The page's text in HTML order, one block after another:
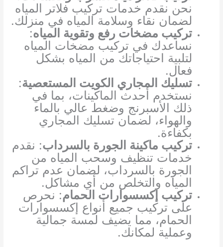
نحن نقدم خدمات تركيب فلاتر المياه
لضمان نقاء وسلامة المياه في منزلك.
تركيب مضخات رفع وتقوية المياه:
نساعدك في تركيب مضخات المياه
لتلبية احتياجاتك من المياه بشكل
فعال.
تسليك المجاري الكويت المستعصية:
نستخدم أحدث الماكينات، بما في
ذلك الأسبرنج وضغط عالي بالماء
والهواء، لضمان تسليك المجاري
بكفاءة.
تركيب ماكينة الجورة بالسرداب: نقدم
خدمات تنظيف وسحب المياه من
الجورة بالسرداب، لضمان عدم تراكم
المياه والتخلص من أي مشاكل.
تركيب إكسسوارات الحمام: نحرص
على تركيب جميع أنواع إكسسوارات
الحمام، مما يضيف لمسة جمالية
وعملية لمكانك.